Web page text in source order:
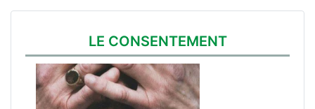
LE CONSENTEMENT